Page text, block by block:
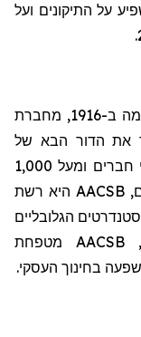
על התיקונים ועל
ב-1916,
מחברת
את הדור הבא של
מנהיגים גדולים. עם יותר מ-2,000 ארגוני חברים ומעל 1,000
AACSBהיא רשת
הגלובליים
AACSB מטפחת
בחינוך העסקי.